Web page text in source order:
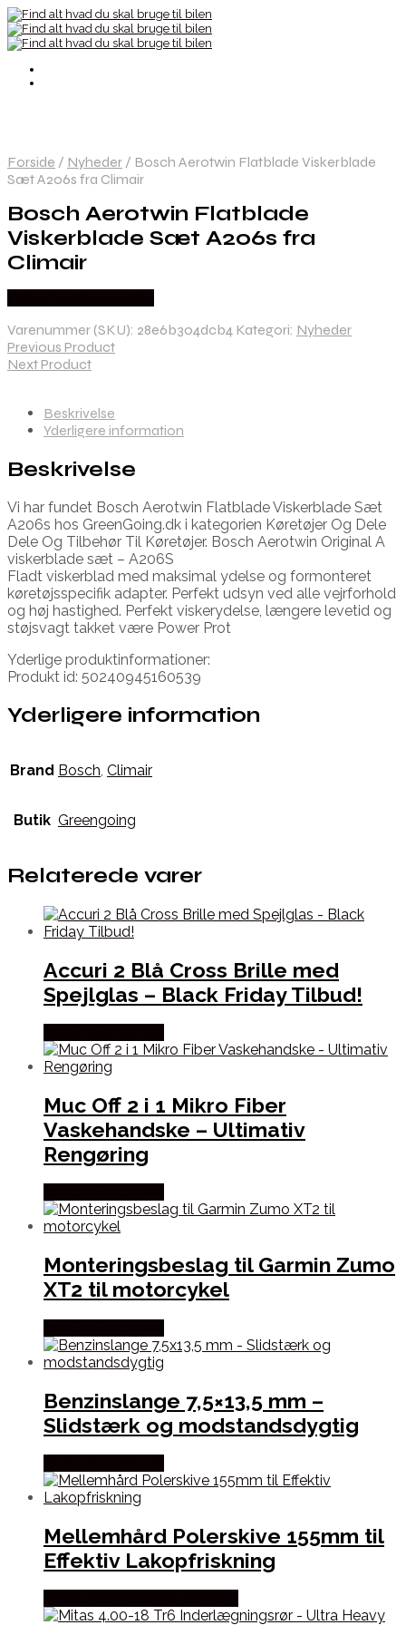
Forside / Nyheder / Bosch Aerotwin Flatblade Viskerblade
Sæt A206s fra Climair
Bosch Aerotwin Flatblade
Viskerblade Sæt A206s fra
Climair
Varenummer (SKU): 28e6b304dcb4 Kategori: Nyheder
Previous Product
Next Product
Beskrivelse
Yderligere information
Beskrivelse
Vi har fundet Bosch Aerotwin Flatblade Viskerblade Sæt
A206s hos GreenGoing.dk i kategorien Køretøjer Og Dele
Dele Og Tilbehør Til Køretøjer. Bosch Aerotwin Original A
viskerblade sæt – A206S
Fladt viskerblad med maksimal ydelse og formonteret
køretøjsspecifik adapter. Perfekt udsyn ved alle vejrforhold
og høj hastighed. Perfekt viskerydelse, længere levetid og
støjsvagt takket være Power Prot
Yderlige produktinformationer:
Produkt id: 50240945160539
Yderligere information
Brand Bosch, Climair
Butik Greengoing
Relaterede varer
Accuri 2 Blå Cross Brille med
Spejlglas – Black Friday Tilbud!
Muc Off 2 i 1 Mikro Fiber
Vaskehandske – Ultimativ
Rengøring
Monteringsbeslag til Garmin Zumo
XT2 til motorcykel
Benzinslange 7,5×13,5 mm –
Slidstærk og modstandsdygtig
Mellemhård Polerskive 155mm til
Effektiv Lakopfriskning